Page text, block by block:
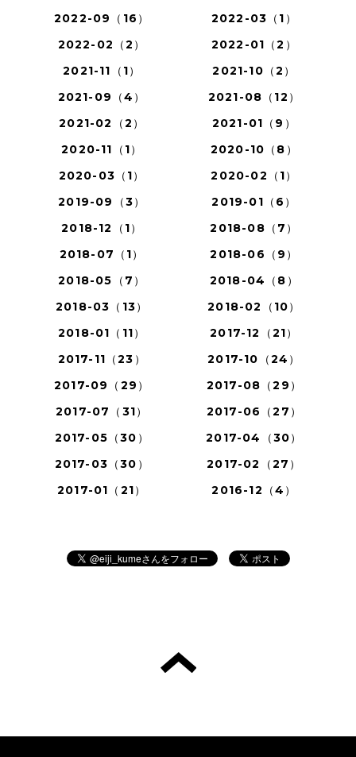
2022-09（16）
2022-03（1）
2022-02（2）
2022-01（2）
2021-11（1）
2021-10（2）
2021-09（4）
2021-08（12）
2021-02（2）
2021-01（9）
2020-11（1）
2020-10（8）
2020-03（1）
2020-02（1）
2019-09（3）
2019-01（6）
2018-12（1）
2018-08（7）
2018-07（1）
2018-06（9）
2018-05（7）
2018-04（8）
2018-03（13）
2018-02（10）
2018-01（11）
2017-12（21）
2017-11（23）
2017-10（24）
2017-09（29）
2017-08（29）
2017-07（31）
2017-06（27）
2017-05（30）
2017-04（30）
2017-03（30）
2017-02（27）
2017-01（21）
2016-12（4）